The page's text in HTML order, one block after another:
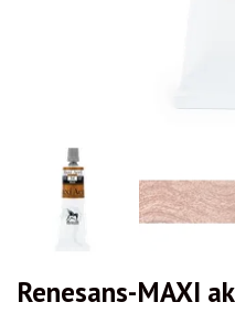
Renesans-MAXI